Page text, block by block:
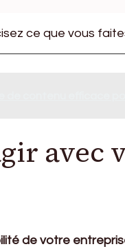
ce que vous
avec
de votre